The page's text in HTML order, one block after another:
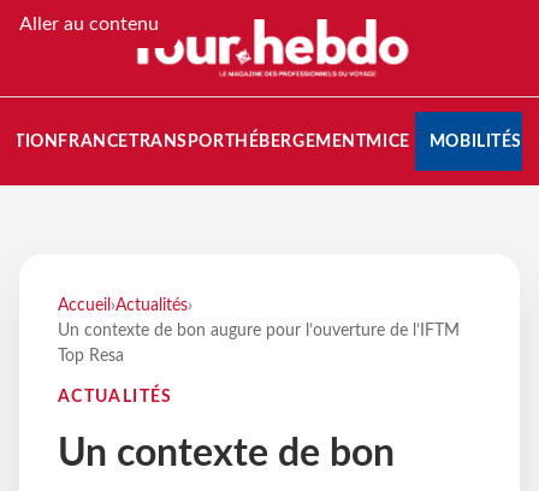
Aller au contenu
FRANCETRANSPORT HÉBERGEMENTMICE MOBILITÉS
Accueil ›Actualités›
Un contexte de bon augure pour l’ouverture de l’IFTM
Top Resa
ACTUALITÉS
Un contexte de bon